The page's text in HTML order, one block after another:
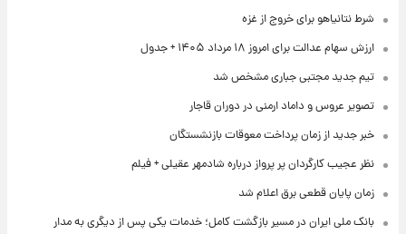
شرط نتانیاهو برای خروج از غزه
ارزش سهام عدالت برای امروز ۱۸ مرداد ۱۴۰۵ + جدول
تیم جدید مجتبی جباری مشخص شد
تصویر عروس و داماد ارمنی در دوران قاجار
خبر جدید از زمان پرداخت معوقات بازنشستگان
نظر عجیب کارگردان پر پرواز درباره شادمهر عقیلی + فیلم
زمان پایان قطعی برق اعلام شد
بانک ملی ایران در مسیر بازگشت کامل؛ خدمات یکی پس از دیگری به مدار